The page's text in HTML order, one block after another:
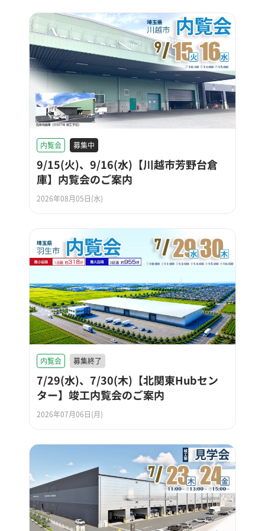
内覧会 募集中
9/15(火)、9/16(水)【川越市芳野台倉
庫】内覧会のご案内
2026年08月05日(水)
内覧会 募集終了
7/29(水)、7/30(木)【北関東Hubセン
ター】竣工内覧会のご案内
2026年07月06日(月)